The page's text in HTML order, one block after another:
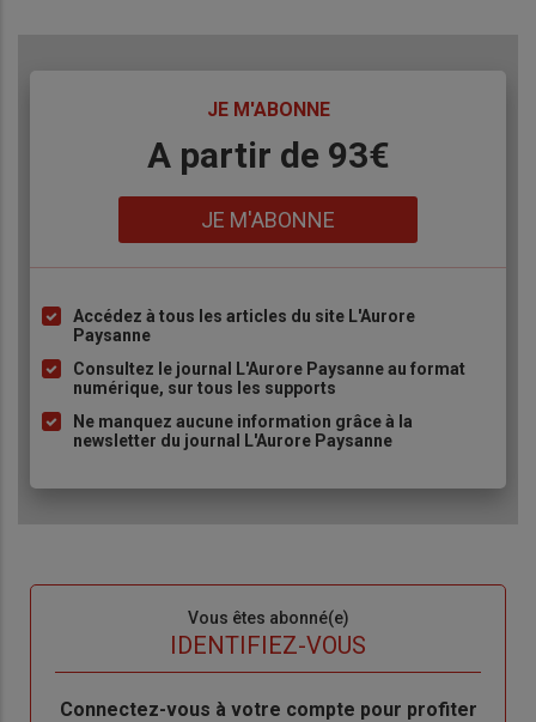
JE M'ABONNE
A partir de 93€
JE M'ABONNE
Liste
puce
Accédez à tous les articles du site L'Aurore
Paysanne
Consultez le journal L'Aurore Paysanne au format
numérique, sur tous les supports
Ne manquez aucune information grâce à la
newsletter du journal L'Aurore Paysanne
Vous êtes abonné(e)
IDENTIFIEZ-VOUS
Body
Connectez-vous à votre compte pour profiter